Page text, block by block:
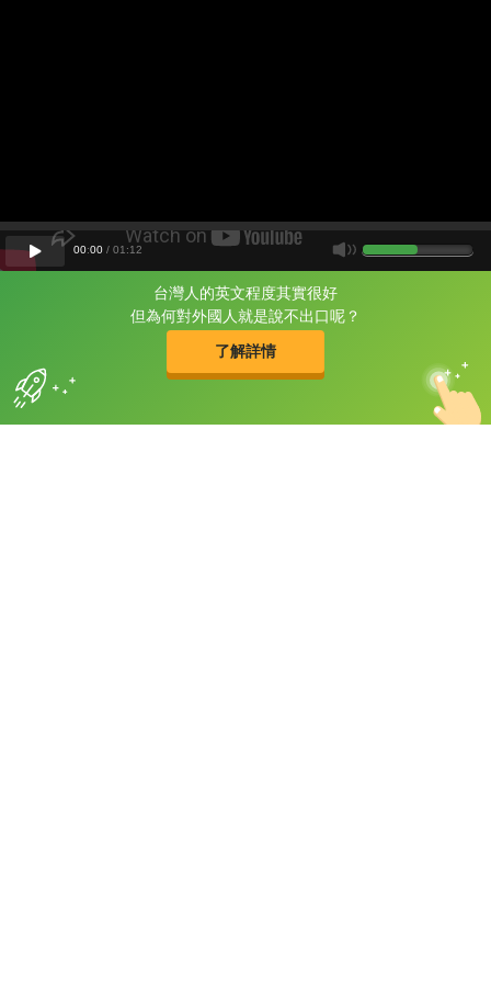
台灣人的英文程度其實很好
但為何對外國人就是說不出口呢？
了解詳情
片尾有
攻其不背
的品牌故事
00:00 / 01 :12